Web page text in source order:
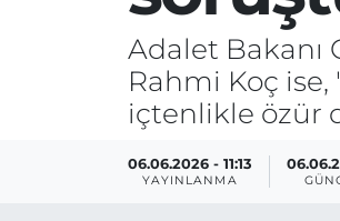
Adalet Bakanı
Rahmi Koç
içtenlikle özür
06.06.2026 - 11:13
YAYINLANMA
ÖZEL HABER
Son Dakika Haberleri
Haber Arşivi